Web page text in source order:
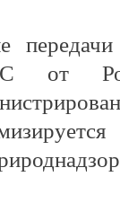
от